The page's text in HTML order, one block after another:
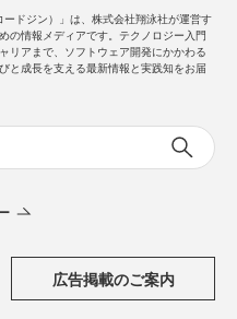
ードジン）」は、株式会社翔泳社が運営す
の情報メディアです。テクノロジー入門
リアまで、ソフトウェア開発にかかわる
と成長を支える最新情報と実践知をお届
広告掲載のご案内